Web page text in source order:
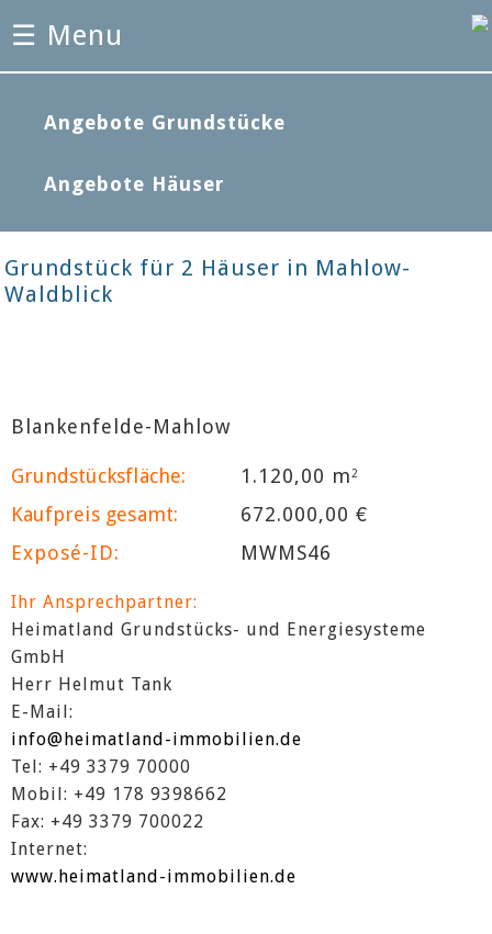
☰ Menu
Angebote Grundstücke
Angebote Häuser
Grundstück für 2 Häuser in Mahlow-
Waldblick
Blankenfelde-Mahlow
Grundstücksfläche: 1.120,00 m 2
Kaufpreis gesamt:
672.000,00 €
Exposé-ID:
MWMS46
Ihr Ansprechpartner:
Heimatland Grundstücks- und Energiesysteme
GmbH
Herr Helmut Tank
E-Mail:
info@heimatland-immobilien.de
Tel: +49 3379 70000
Mobil: +49 178 9398662
Fax: +49 3379 700022
Internet:
www.heimatland-immobilien.de